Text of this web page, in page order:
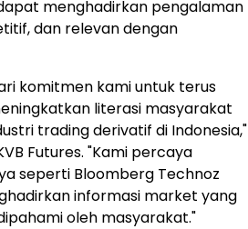
menghadirkan pengalaman
dan relevan dengan
komitmen kami untuk terus
literasi masyarakat
trading derivatif di Indonesia,"
Futures. "Kami percaya
seperti Bloomberg Technoz
informasi market yang
oleh masyarakat."